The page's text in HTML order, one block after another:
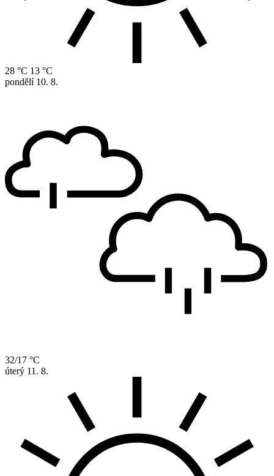
28 °C 13 °C
pondělí 10. 8.
32/17 °C
úterý 11. 8.